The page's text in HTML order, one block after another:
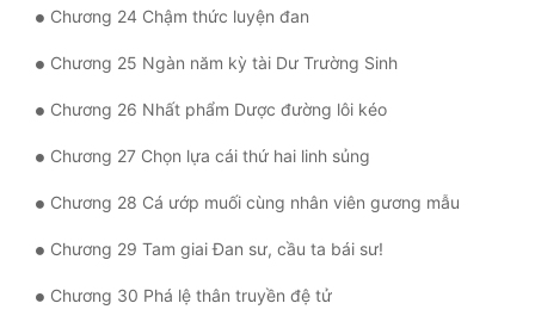
Tu Chân
Tu Tiên
Tội Phạm
Chương 24 Chậm thức luyện đan
Chương 25 Ngàn năm kỳ tài Dư Trường Sinh
Chương 26 Nhất phẩm Dược đường lôi kéo
Chương 27 Chọn lựa cái thứ hai linh sủng
Chương 28 Cá ướp muối cùng nhân viên gương mẫu
Chương 29 Tam giai Đan sư, cầu ta bái sư!
Chương 30 Phá lệ thân truyền đệ tử